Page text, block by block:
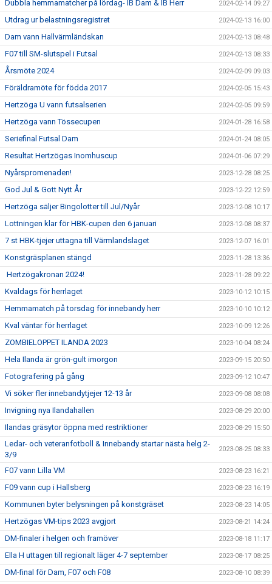
Dubbla hemmamatcher på lördag- IB Dam & IB Herr 2024-02-14 09:27
Utdrag ur belastningsregistret 2024-02-13 16:00
Dam vann Hallvärmländskan 2024-02-13 08:48
F07 till SM-slutspel i Futsal 2024-02-13 08:33
Årsmöte 2024 2024-02-09 09:03
Föräldramöte för födda 2017 2024-02-05 15:43
Hertzöga U vann futsalserien 2024-02-05 09:59
Hertzöga vann Tössecupen 2024-01-28 16:58
Seriefinal Futsal Dam 2024-01-24 08:05
Resultat Hertzögas Inomhuscup 2024-01-06 07:29
Nyårspromenaden! 2023-12-28 08:25
God Jul & Gott Nytt År 2023-12-22 12:59
Hertzöga säljer Bingolotter till Jul/Nyår 2023-12-08 10:17
Lottningen klar för HBK-cupen den 6 januari 2023-12-08 08:37
7 st HBK-tjejer uttagna till Värmlandslaget 2023-12-07 16:01
Konstgräsplanen stängd 2023-11-28 13:36
Hertzögakronan 2024! 2023-11-28 09:22
Kvaldags för herrlaget 2023-10-12 10:15
Hemmamatch på torsdag för innebandy herr 2023-10-10 10:12
Kval väntar för herrlaget 2023-10-09 12:26
ZOMBIELOPPET ILANDA 2023 2023-10-04 08:24
Hela Ilanda är grön-gult imorgon 2023-09-15 20:50
Fotografering på gång 2023-09-12 10:47
Vi söker fler innebandytjejer 12-13 år 2023-09-08 08:08
Invigning nya Ilandahallen 2023-08-29 20:00
Ilandas gräsytor öppna med restriktioner 2023-08-29 15:50
Ledar- och veteranfotboll & Innebandy startar nästa helg 2-
3/9
2023-08-25 08:33
F07 vann Lilla VM 2023-08-23 16:21
F09 vann cup i Hallsberg 2023-08-23 16:19
Kommunen byter belysningen på konstgräset 2023-08-23 14:05
Hertzögas VM-tips 2023 avgjort 2023-08-21 14:24
DM-finaler i helgen och framöver 2023-08-18 11:17
Ella H uttagen till regionalt läger 4-7 september 2023-08-17 08:25
DM-final för Dam, F07 och F08 2023-08-10 08:39